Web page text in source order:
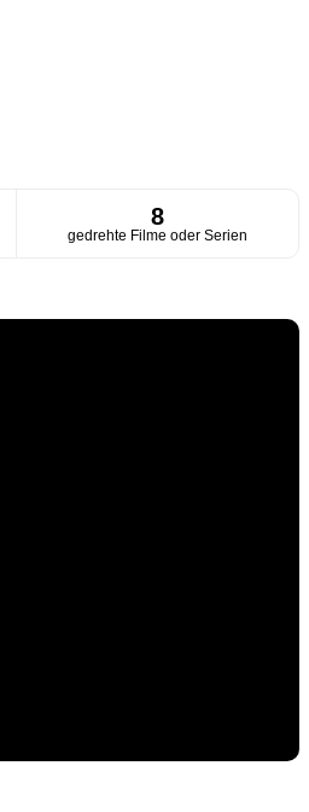
8
gedrehte Filme oder Serien